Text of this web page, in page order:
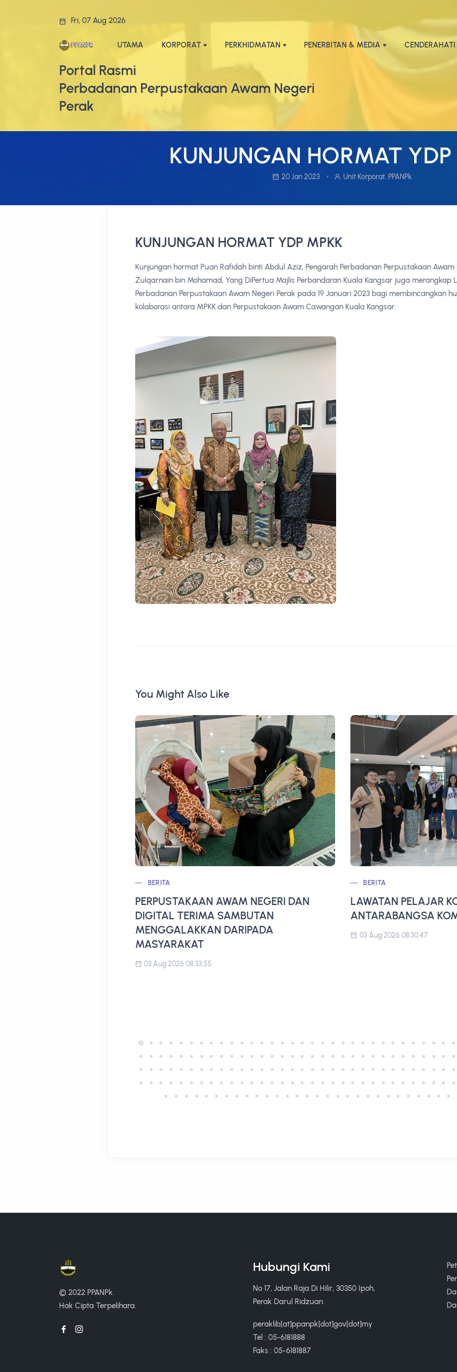
Fri, 07 Aug 2026
UTAMA KORPORAT PERKHIDMATAN PENERBITAN & MEDIA CENDERAHATI
Portal Rasmi
Perbadanan Perpustakaan Awam Negeri
Perak
KUNJUNGAN HORMAT YDP
20 Jan 2023 Unit Korporat, PPANPk.
KUNJUNGAN HORMAT YDP MPKK
Kunjungan hormat Puan Rafidah binti Abdul Aziz, Pengarah Perbadanan Perpustakaan Awam
Zulqarnain bin Mohamad, Yang DiPertua Majlis Perbandaran Kuala Kangsar juga merangkap
Perbadanan Perpustakaan Awam Negeri Perak pada 19 Januari 2023 bagi membincangkan
kolaborasi antara MPKK dan Perpustakaan Awam Cawangan Kuala Kangsar.
You Might Also Like
BERITA
PERPUSTAKAAN AWAM NEGERI DAN
DIGITAL TERIMA SAMBUTAN
MENGGALAKKAN DARIPADA
MASYARAKAT
03 Aug 2026 08:33:55
BERITA
LAWATAN PELAJAR
ANTARABANGSA
03 Aug 2026 08:30:47
© 2022 PPANPk.
Hak Cipta Terpelihara.
Hubungi Kami
No 17, Jalan Raja Di Hilir, 30350 Ipoh,
Perak Darul Ridzuan.
peraklib[at]ppanpk[dot]gov[dot]my
Tel : 05-6181888
Faks : 05-6181887